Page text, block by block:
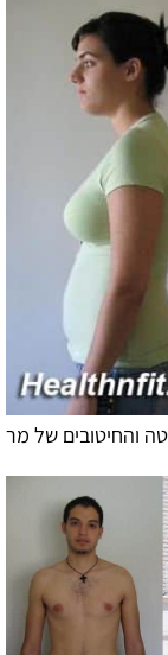
והחיטובים של מר